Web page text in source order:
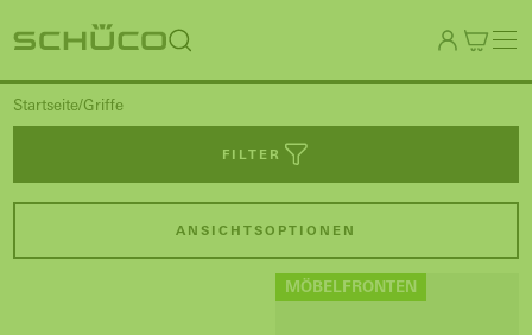
Startseite Griffe
FILTER
ANSICHTSOPTIONEN
MÖBELFRONTEN